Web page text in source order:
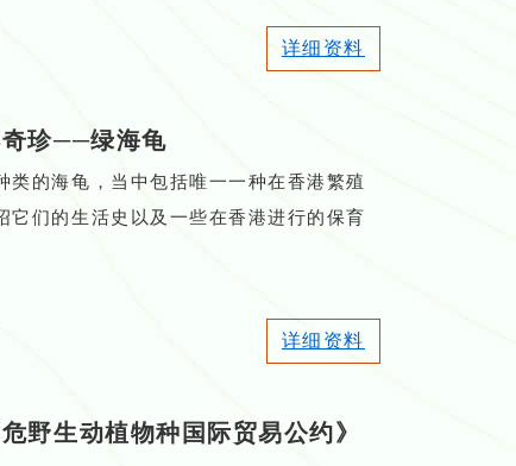
详细资料
珍──绿海龟
类的海龟，当中包括唯一一种在香港繁殖
它们的生活史以及一些在香港进行的保育
详细资料
危野生动植物种国际贸易公约》